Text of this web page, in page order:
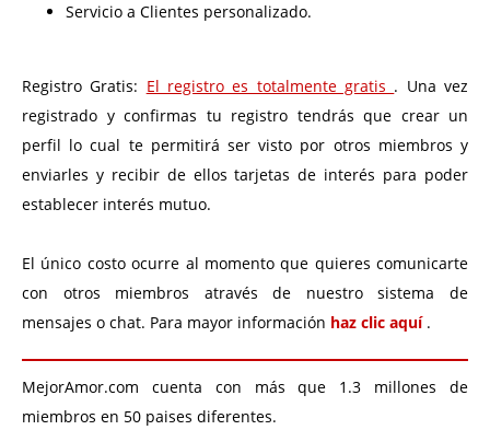
Servicio a Clientes personalizado.
Registro Gratis: El registro es totalmente gratis . Una vez
registrado y confirmas tu registro tendrás que crear un
perfil lo cual te permitirá ser visto por otros miembros y
enviarles y recibir de ellos tarjetas de interés para poder
establecer interés mutuo.
El único costo ocurre al momento que quieres comunicarte
con otros miembros através de nuestro sistema de
mensajes o chat. Para mayor información haz clic aquí .
MejorAmor.com cuenta con más que 1.3 millones de
miembros en 50 paises diferentes.